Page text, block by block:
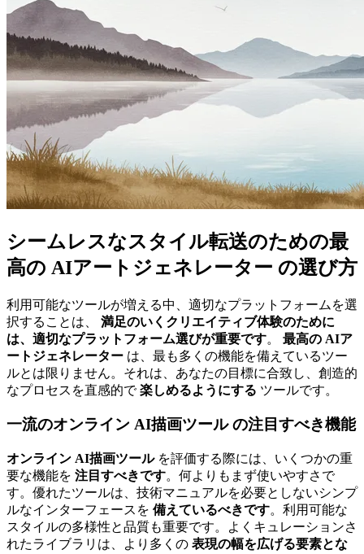
シームレスなスタイル転送のための最
高の AIアートジェネレーター の選び方
利用可能なツールが増える中、適切なプラットフォームを選
択することは、 満足のいくクリエイティブ体験のために
は、適切なプラットフォーム選びが重要です。 最高の AIア
ートジェネレーター は、最も多くの機能を備えているツー
ルとは限りません。それは、あなたの目標に合致し、創造的
なプロセスを直感的で楽しめるようにする ツールです。
一流のオンライン AI描画ツールの注目すべき機能
オンライン AI描画ツールを評価する際には、いくつかの重
要な機能を 注目すべきです。何よりもまず使いやすさで
す。優れたツールは、技術マニュアルを必要としないシンプ
ルなインターフェースを 備えているべきです。利用可能な
スタイルの多様性と品質も重要です。よくキュレーションさ
れたライブラリは、より多くの 表現の幅を広げる要素とな